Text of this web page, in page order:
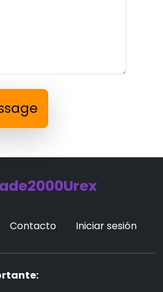
Contacto Iniciar sesión